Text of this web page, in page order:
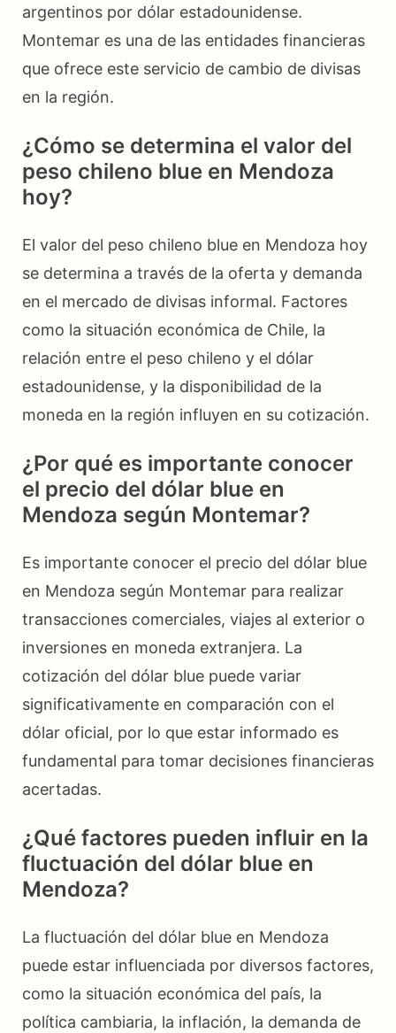
argentinos por dólar estadounidense.
Montemar es una de las entidades financieras
que ofrece este servicio de cambio de divisas
en la región.
¿Cómo se determina el valor del
peso chileno blue en Mendoza
hoy?
El valor del peso chileno blue en Mendoza hoy
se determina a través de la oferta y demanda
en el mercado de divisas informal. Factores
como la situación económica de Chile, la
relación entre el peso chileno y el dólar
estadounidense, y la disponibilidad de la
moneda en la región influyen en su cotización.
¿Por qué es importante conocer
el precio del dólar blue en
Mendoza según Montemar?
Es importante conocer el precio del dólar blue
en Mendoza según Montemar para realizar
transacciones comerciales, viajes al exterior o
inversiones en moneda extranjera. La
cotización del dólar blue puede variar
significativamente en comparación con el
dólar oficial, por lo que estar informado es
fundamental para tomar decisiones financieras
acertadas.
¿Qué factores pueden influir en la
fluctuación del dólar blue en
Mendoza?
La fluctuación del dólar blue en Mendoza
puede estar influenciada por diversos factores,
como la situación económica del país, la
política cambiaria, la inflación, la demanda de